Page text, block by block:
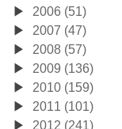
2006 (51)
2007 (47)
2008 (57)
2009 (136)
2010 (159)
2011 (101)
2012 (241)